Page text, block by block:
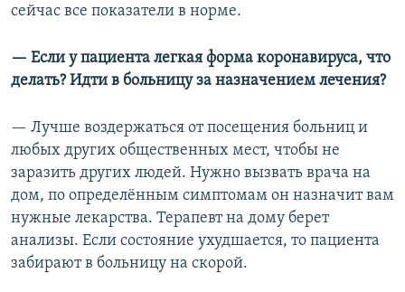
сейчас все показатели в норме.
— Если у пациента легкая форма коронавируса, что
делать? Идти в больницу за назначением лечения?
— Лучше воздержаться от посещения больниц и
любых других общественных мест, чтобы не
заразить других людей. Нужно вызвать врача на
дом, по определённым симптомам он назначит вам
нужные лекарства. Терапевт на дому берет
анализы. Если состояние ухудшается, то пациента
забирают в больницу на скорой.